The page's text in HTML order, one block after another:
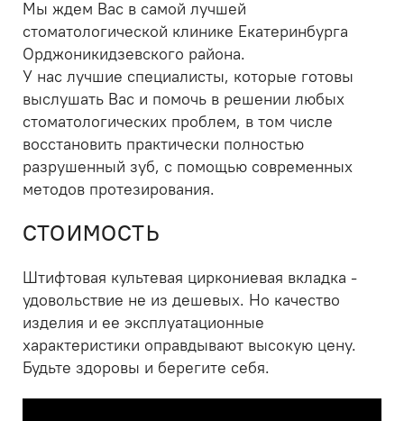
Мы ждем Вас в самой лучшей
стоматологической клинике Екатеринбурга
Орджоникидзевского района.
У нас лучшие специалисты, которые готовы
выслушать Вас и помочь в решении любых
стоматологических проблем, в том числе
восстановить практически полностью
разрушенный зуб, с помощью современных
методов протезирования.
СТОИМОСТЬ
Штифтовая культевая циркониевая вкладка -
удовольствие не из дешевых. Но качество
изделия и ее эксплуатационные
характеристики оправдывают высокую цену.
Будьте здоровы и берегите себя.